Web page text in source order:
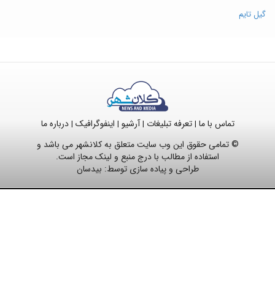
گیل تایم
تماس با ما |تعرفه تبلیغات |آرشیو | اینفوگرافیک |درباره ما
© تمامی حقوق این وب سایت متعلق به کلانشهر می باشد و
استفاده از مطالب با درج منبع و لینک مجاز است.
طراحی و پیاده سازی توسط: بیدسان